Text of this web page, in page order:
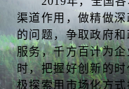
渠道作用，做精做
的问题，争取政府
服务，千方百计为
时，把握好创新的
极探索用市场化方